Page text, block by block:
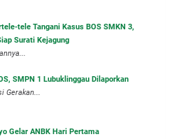
tele Tangani Kasus BOS SMKN 3,
Surati Kejagung
SMPN 1 Lubuklinggau Dilaporkan
Gerakan...
Gelar ANBK Hari Pertama